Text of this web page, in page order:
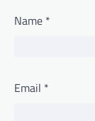
Name *
Email *